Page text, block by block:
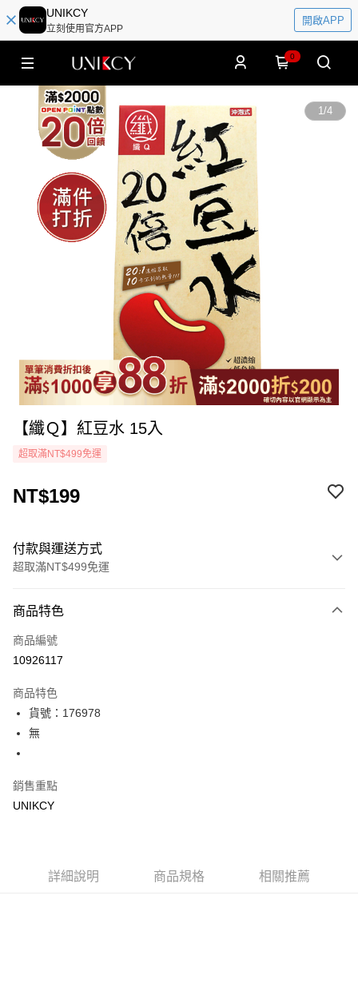
UNIKCY
立刻使用官方APP
開啟APP
0
1/4
【纖Ｑ】紅豆水 15入
超取滿NT$499免運
NT$199
付款與運送方式
超取滿NT$499免運
icash Pay
信用卡一次付款
LINE Pay
Apple Pay
商品特色
商品編號
10926117
商品特色
貨號：176978
無
銷售重點
UNIKCY
詳細說明 商品規格 相關推薦